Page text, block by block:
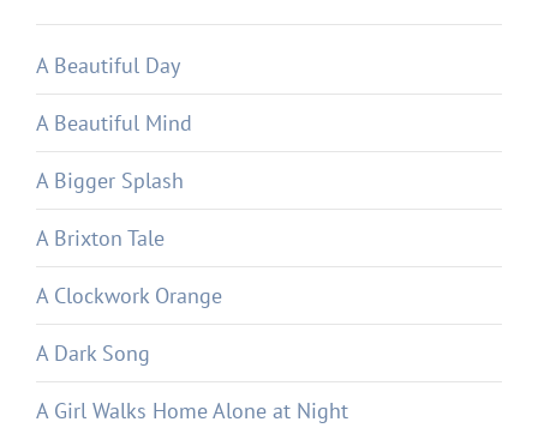
A Beautiful Day
A Beautiful Mind
A Bigger Splash
A Brixton Tale
A Clockwork Orange
A Dark Song
A Girl Walks Home Alone at Night